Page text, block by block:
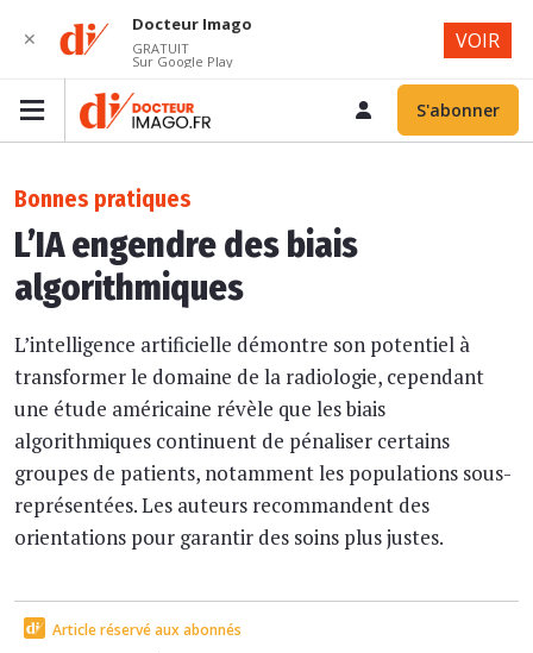
S'abonner
Bonnes pratiques
L’IA engendre des biais
algorithmiques
L’intelligence artificielle démontre son potentiel à
transformer le domaine de la radiologie, cependant
une étude américaine révèle que les biais
algorithmiques continuent de pénaliser certains
groupes de patients, notamment les populations sous-
représentées. Les auteurs recommandent des
orientations pour garantir des soins plus justes.
Article réservé aux abonnés
✕
Docteur Imago
GRATUIT
Sur Google Play
VOIR